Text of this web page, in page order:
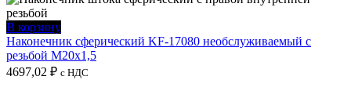
В корзину
Наконечник сферический KF-17080 необслуживаемый с
резьбой M20x1,5
4697,02 ₽ с НДС